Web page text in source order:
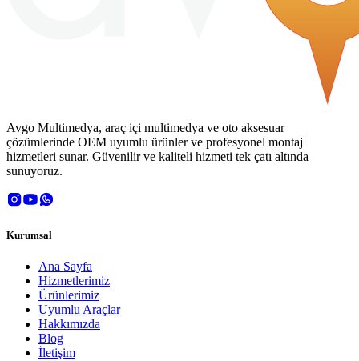
Avgo Multimedya, araç içi multimedya ve oto aksesuar
çözümlerinde OEM uyumlu ürünler ve profesyonel montaj
hizmetleri sunar. Güvenilir ve kaliteli hizmeti tek çatı altında
sunuyoruz.
Kurumsal
Ana Sayfa
Hizmetlerimiz
Ürünlerimiz
Uyumlu Araçlar
Hakkımızda
Blog
İletişim